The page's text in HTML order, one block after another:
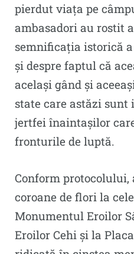
pierdut viața pe
ambasadori au rostit
semnificația istorică a
și despre faptul că
același gând și
state care astăzi sunt
jertfei înaintașilor
fronturile de luptă.
Conform protocolului,
coroane de flori la
Monumentul Eroilor
Eroilor Cehi și la